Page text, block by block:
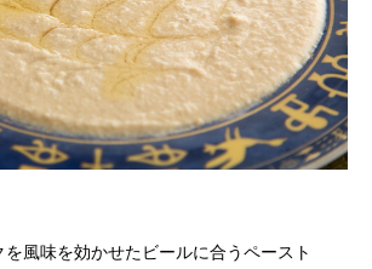
風味を効かせたビールに合うペースト